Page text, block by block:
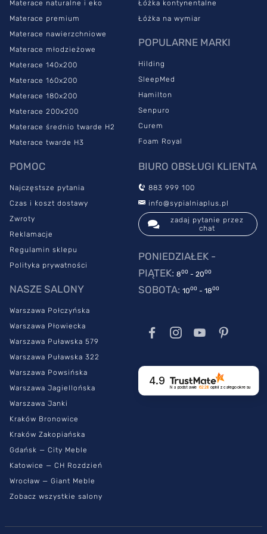
pralce w temperaturze 40°C.
Hybrydowy materac Curem ZIP
– dlaczego warto wybrać?
Hybrydowy materac Multipocket jest odpowiedni dla
alergików.Warstwy pianek, system sprężyn oraz pokrowiec
zostały dobrane w taki sposób, żeby model ZIP wyróżniał się
świetnymi właściwościami termoregulacji.
Pochłanianie ciepła i wilgoci jest możliwe dzięki specjalnej
otworom na bokach. W materacu Multipocket dodatkowo
zastosowano taśmę 3D na spodzie, co zapewnia swobodną
cyrkulację powietrza. Dzięki temu powierzchnia materaca
pozostaje dłużej świeża.
Model Curem ZIP otrzymał certyfikat Szwajcarskiego Instytutu
Materac został dokładnie przebadany pod kątem
higieny, ergonomii i trwałości.
Sprawdzono również przepływ
powietrza oraz regulację poziomu wilgotności. Spełnienie
kryteriów zaowocowało otrzymaniem certyfikatu, który
potwierdza wysoką jakość materaca.
Materace naturalne i eko
Materace premium
Materace nawierzchniowe
Materace młodzieżowe
Materace 140x200
Materace 160x200
Materace 180x200
Materace 200x200
Materace średnio twarde H2
Materace twarde H3
Łóżka kontynentalne
Łóżka na wymiar
POPULARNE MARKI
Hilding
SleepMed
Hamilton
Senpuro
Curem
Foam Royal
POMOC
Najczęstsze pytania
Czas i koszt dostawy
Zwroty
Reklamacje
Regulamin sklepu
Polityka prywatności
NASZE SALONY
Warszawa Połczyńska
Warszawa Płowiecka
Warszawa Puławska 579
Warszawa Puławska 322
Warszawa Powsińska
Warszawa Jagiellońska
Warszawa Janki
Kraków Bronowice
Kraków Zakopiańska
Gdańsk — City Meble
Katowice — CH Rozdzień
Wrocław — Giant Meble
Zobacz wszystkie salony
BIURO OBSŁUGI KLIENTA
883 999 100
info@sypialniaplus.pl
zadaj pytanie przez
chat
PONIEDZIAŁEK -
PIĄTEK: 800 - 2000
SOBOTA: 1000 - 1800
4.9
Na podstawie 6228 opinii z całego okresu